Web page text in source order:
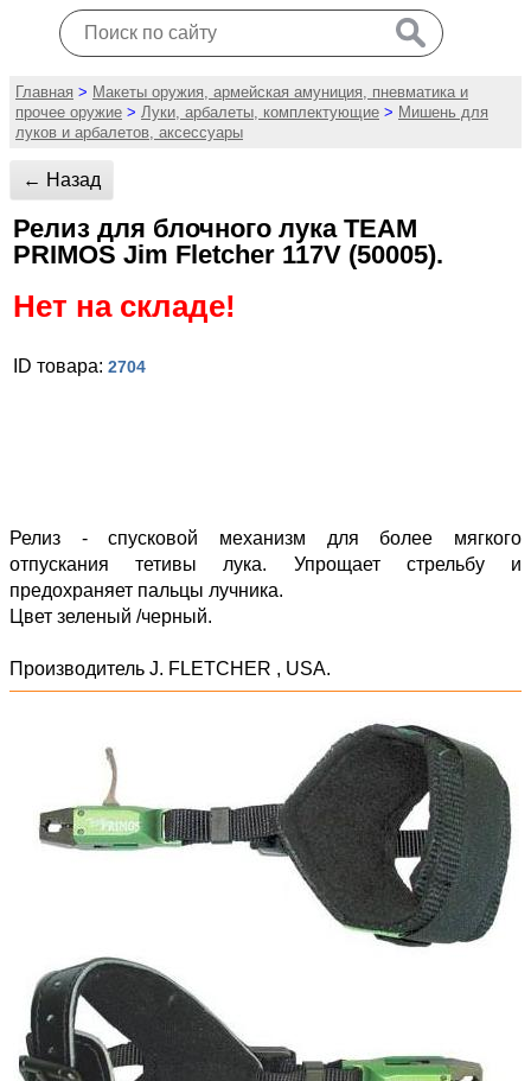
Главная > Макеты оружия, армейская амуниция, пневматика и
прочее оружие > Луки, арбалеты, комплектующие > Мишень для
луков и арбалетов, аксессуары
← Назад
Релиз для блочного лука TEAM
PRIMOS Jim Fletcher 117V (50005).
Нет на складе!
ID товара: 2704
Релиз - спусковой механизм для более мягкого
отпускания тетивы лука. Упрощает стрельбу и
предохраняет пальцы лучника.
Цвет зеленый /черный.
Производитель J. FLETCHER , USA.